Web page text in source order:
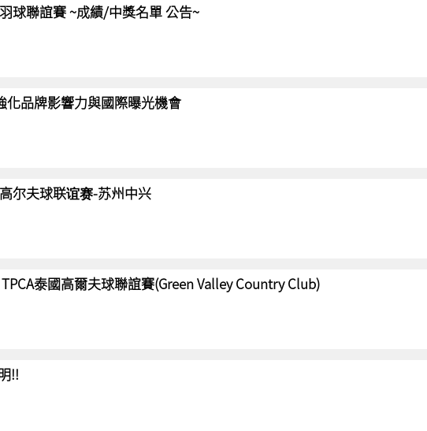
球聯誼賽 ~成績/中獎名單 公告~
化品牌影響力與國際曝光機會
尔夫球联谊赛-苏州中兴
泰國高爾夫球聯誼賽(Green Valley Country Club)
!!